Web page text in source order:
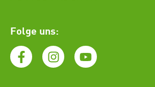
Folge uns: